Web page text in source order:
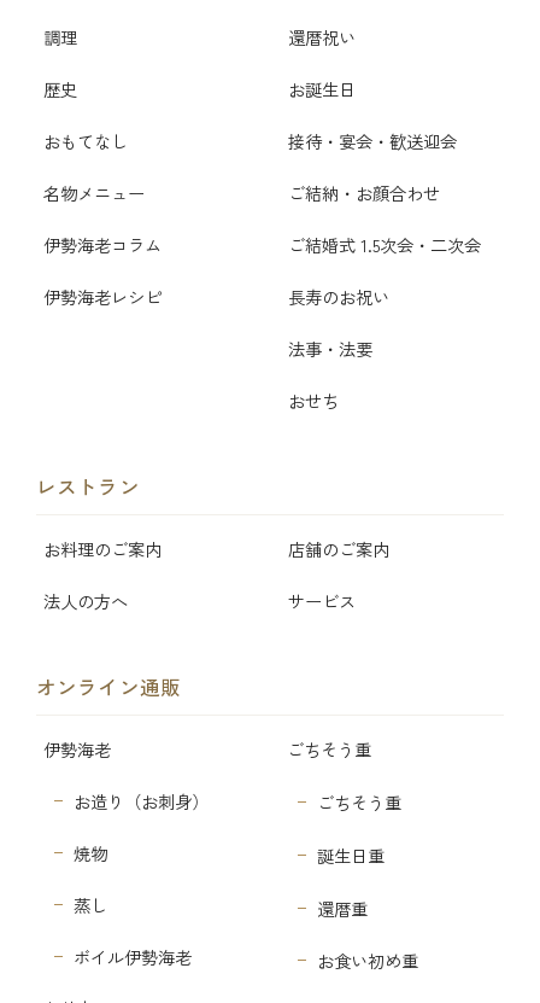
調理
歴史
おもてなし
名物メニュー
伊勢海老コラム
伊勢海老レシピ
還暦祝い
お誕生日
接待・宴会・歓送迎会
ご結納・お顔合わせ
ご結婚式 1.5次会・二次会
長寿のお祝い
法事・法要
おせち
レストラン
お料理のご案内 店舗のご案内
法人の方へ サービス
オンライン通販
伊勢海老
お造り（お刺身）
焼物
蒸し
ボイル伊勢海老
ごちそう重
ごちそう重
誕生日重
還暦重
お食い初め重